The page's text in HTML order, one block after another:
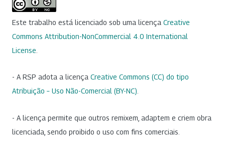
Este trabalho está licenciado sob uma licença Creative
Commons Attribution-NonCommercial 4.0 International
License
- A RSP adota a licença Creative Commons (CC) do tipo
Atribuição – Uso Não-Comercial (BY-NC)
- A licença permite que outros remixem, adaptem e criem obra
licenciada, sendo proibido o uso com fins comerciais.